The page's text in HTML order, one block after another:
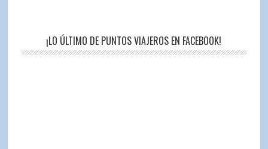
¡LO ÚLTIMO DE PUNTOS VIAJEROS EN FACEBOOK!